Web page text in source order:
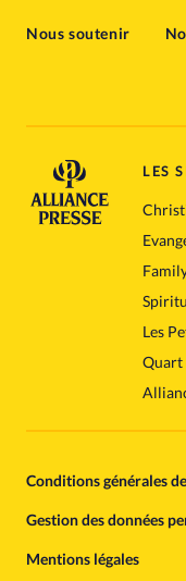
Nous soutenir
LES
Les
Quart
Conditions générales
Gestion des données
Mentions légales